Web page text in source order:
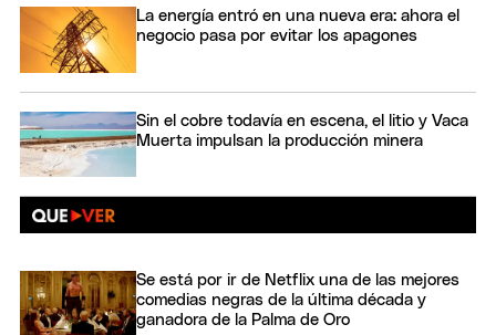
La energía entró en una nueva era: ahora el
negocio pasa por evitar los apagones
Sin el cobre todavía en escena, el litio y Vaca
Muerta impulsan la producción minera
Se está por ir de Netflix una de las mejores
comedias negras de la última década y
ganadora de la Palma de Oro